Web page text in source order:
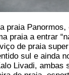
praia Panormos,
praia a entrar
de praia super
sul e ainda
Livadi, ambas